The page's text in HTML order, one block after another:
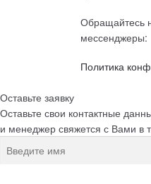
Обращайтесь
мессенджеры:
Политика
Оставьте заявку
Оставьте свои контактные
и менеджер свяжется с Вами в